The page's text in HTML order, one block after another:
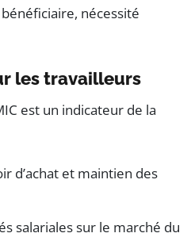
nécessité
les travailleurs
est un indicateur de la
d’achat et maintien des
salariales sur le marché du